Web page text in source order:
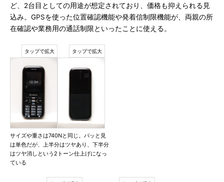
ど、2台目としての用途が想定されており、価格も抑えられる見
込み。GPSを使った位置確認機能や発着信制限機能が、両親の所
在確認や業務用の通話制限といったことに使える。
サイズや重さは740Nと同じ。パッと見
は単色だが、上半分はツヤあり、下半分
はツヤ消しという2トーン仕上げになっ
ている